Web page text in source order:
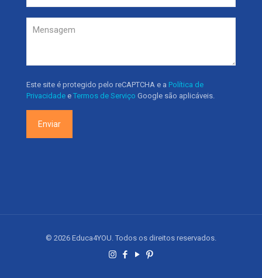
Este site é protegido pelo reCAPTCHA e a Política de
Privacidade e Termos de Serviço Google são aplicáveis.
© 2026 Educa4YOU. Todos os direitos reservados.